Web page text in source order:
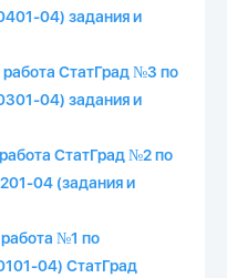
04) задания и
СтатГрад №3 по
04) задания и
СтатГрад №2 по
04 (задания и
№1 по
04) СтатГрад